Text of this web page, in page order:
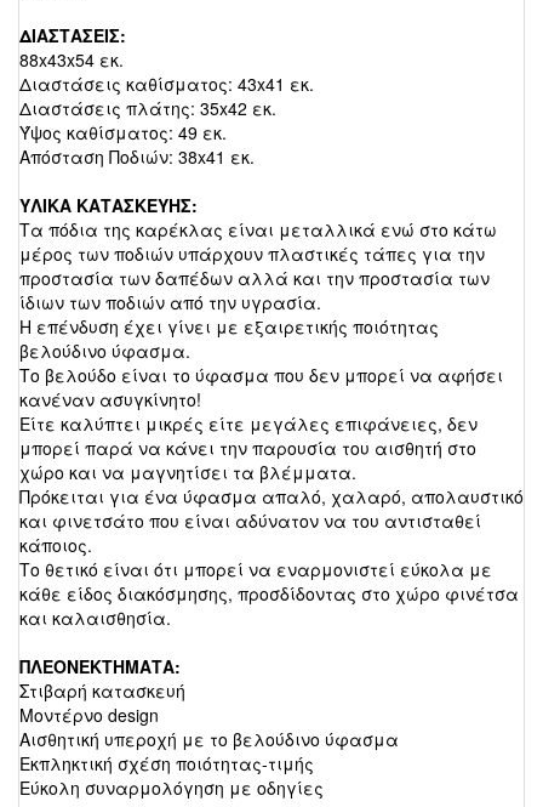
ΔΙΑΣΤΑΣΕΙΣ:
88x43x54 εκ.
Διαστάσεις καθίσματος: 43x41 εκ.
Διαστάσεις πλάτης: 35x42 εκ.
Ύψος καθίσματος: 49 εκ.
Απόσταση Ποδιών: 38x41 εκ.
ΥΛΙΚΑ ΚΑΤΑΣΚΕΥΗΣ:
Τα πόδια της καρέκλας είναι μεταλλικά ενώ στο κάτω
μέρος των ποδιών υπάρχουν πλαστικές τάπες για την
προστασία των δαπέδων αλλά και την προστασία των
ίδιων των ποδιών από την υγρασία.
Η επένδυση έχει γίνει με εξαιρετικής ποιότητας
βελούδινο ύφασμα.
Το βελούδο είναι το ύφασμα που δεν μπορεί να αφήσει
κανέναν ασυγκίνητο!
Είτε καλύπτει μικρές είτε μεγάλες επιφάνειες, δεν
μπορεί παρά να κάνει την παρουσία του αισθητή στο
χώρο και να μαγνητίσει τα βλέμματα.
Πρόκειται για ένα ύφασμα απαλό, χαλαρό, απολαυστικό
και φινετσάτο που είναι αδύνατον να του αντισταθεί
κάποιος.
Το θετικό είναι ότι μπορεί να εναρμονιστεί εύκολα με
κάθε είδος διακόσμησης, προσδίδοντας στο χώρο φινέτσα
και καλαισθησία.
ΠΛΕΟΝΕΚΤΗΜΑΤΑ:
Στιβαρή κατασκευή
Μοντέρνο design
Αισθητική υπεροχή με το βελούδινο ύφασμα
Εκπληκτική σχέση ποιότητας-τιμής
Εύκολη συναρμολόγηση με οδηγίες